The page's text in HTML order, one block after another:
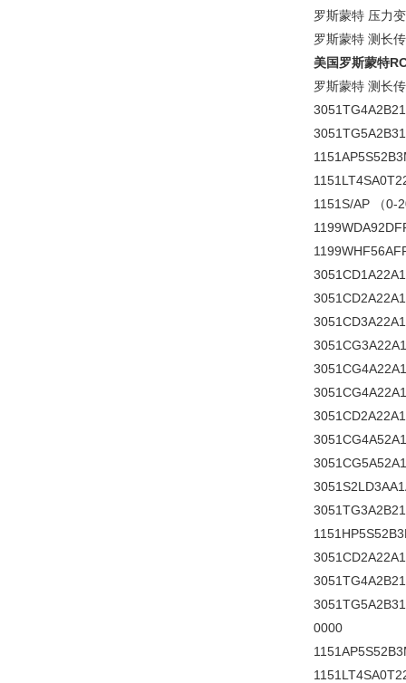
罗斯蒙特 压力
罗斯蒙特 测长
美国罗斯蒙特
罗斯蒙特 测长
1151S/AP （
0000